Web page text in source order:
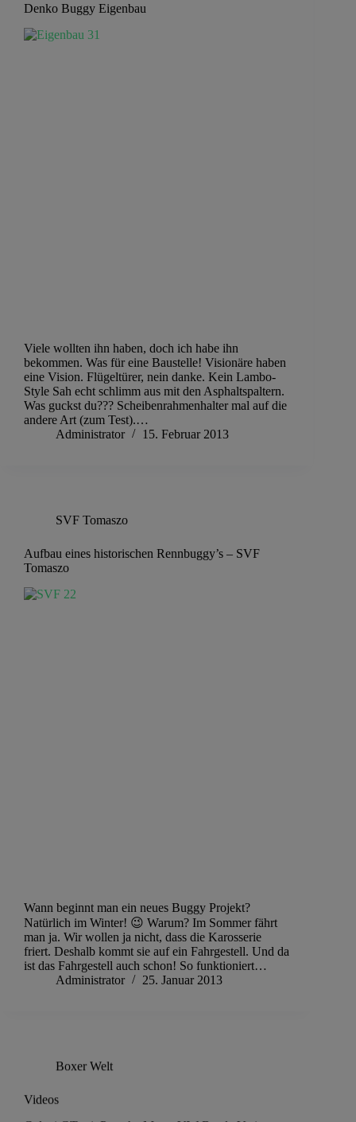
Denko Buggy Eigenbau
Viele wollten ihn haben, doch ich habe ihn
bekommen. Was für eine Baustelle! Visionäre haben
eine Vision. Flügeltürer, nein danke. Kein Lambo-
Style Sah echt schlimm aus mit den Asphaltspaltern.
Was guckst du??? Scheibenrahmenhalter mal auf die
andere Art (zum Test).…
Administrator
15. Februar 2013
SVF Tomaszo
Aufbau eines historischen Rennbuggy’s – SVF
Tomaszo
Wann beginnt man ein neues Buggy Projekt?
Natürlich im Winter! 😉 Warum? Im Sommer fährt
man ja. Wir wollen ja nicht, dass die Karosserie
friert. Deshalb kommt sie auf ein Fahrgestell. Und da
ist das Fahrgestell auch schon! So funktioniert…
Administrator
25. Januar 2013
Boxer Welt
Videos